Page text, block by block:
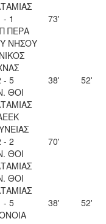
- 1
ΠΕΡΑ
ΝΗΣΟΥ
73'
- 5
ΘΟΙ
38' 52'
- 2
ΘΟΙ
70'
ΘΟΙ
- 5
38' 52'